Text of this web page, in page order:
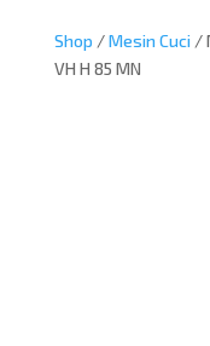
Shop /Mesin Cuci /
VH H 85 MN